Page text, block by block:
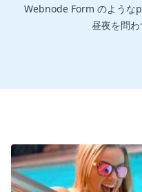
Webnode Form のような
昼夜を問わ